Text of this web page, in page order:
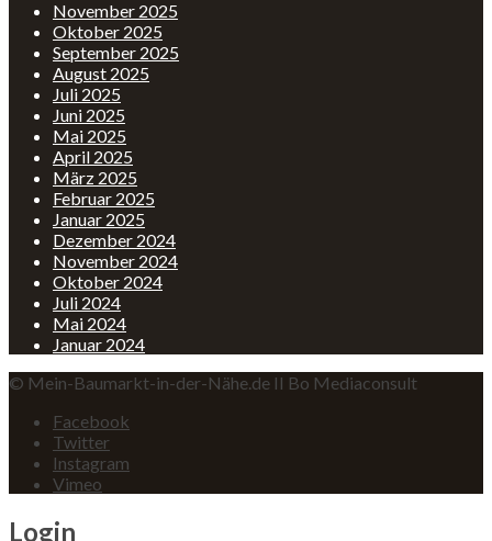
November 2025
Oktober 2025
September 2025
August 2025
Juli 2025
Juni 2025
Mai 2025
April 2025
März 2025
Februar 2025
Januar 2025
Dezember 2024
November 2024
Oktober 2024
Juli 2024
Mai 2024
Januar 2024
© Mein-Baumarkt-in-der-Nähe.de II Bo Mediaconsult
Facebook
Twitter
Instagram
Vimeo
Login